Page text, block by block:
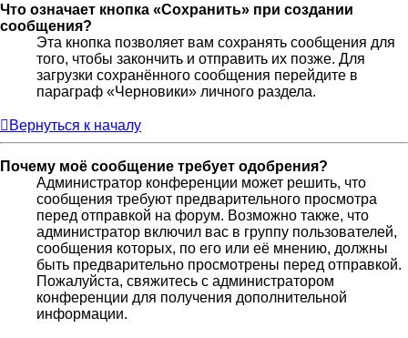
Что означает кнопка «Сохранить» при создании
сообщения?
Эта кнопка позволяет вам сохранять сообщения для
того, чтобы закончить и отправить их позже. Для
загрузки сохранённого сообщения перейдите в
параграф «Черновики» личного раздела.
Вернуться к началу
Почему моё сообщение требует одобрения?
Администратор конференции может решить, что
сообщения требуют предварительного просмотра
перед отправкой на форум. Возможно также, что
администратор включил вас в группу пользователей,
сообщения которых, по его или её мнению, должны
быть предварительно просмотрены перед отправкой.
Пожалуйста, свяжитесь с администратором
конференции для получения дополнительной
информации.